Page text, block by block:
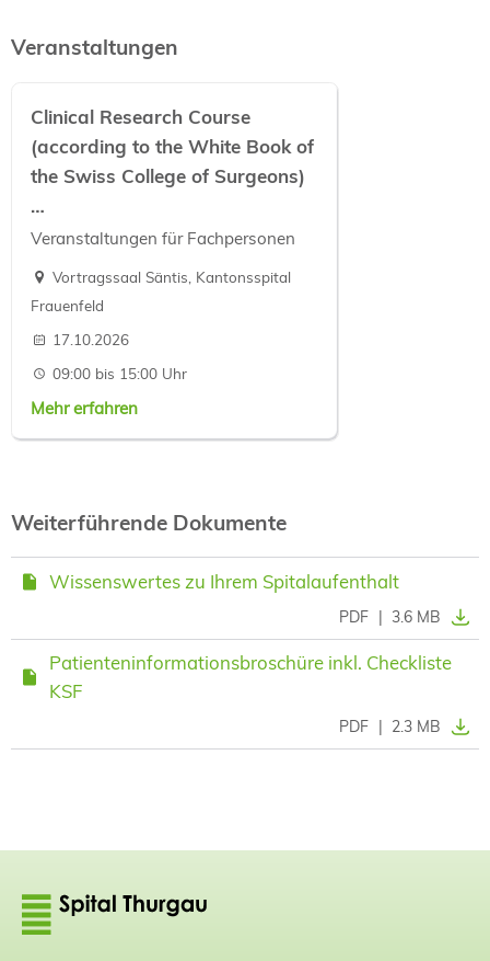
Veranstaltungen
Clinical Research Course
(according to the White Book of
the Swiss College of Surgeons)
…
Veranstaltungen für Fachpersonen
Vortragssaal Säntis, Kantonsspital
Frauenfeld
17.10.2026
09:00 bis 15:00 Uhr
Mehr erfahren
Weiterführende Dokumente
Wissenswertes zu Ihrem Spitalaufenthalt
PDF | 3.6 MB
Patienteninformationsbroschüre inkl. Checkliste
KSF
PDF | 2.3 MB